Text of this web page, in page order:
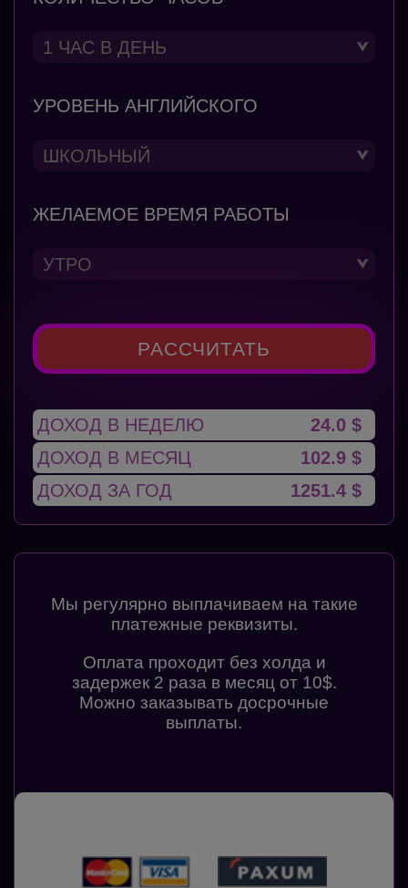
УРОВЕНЬ АНГЛИЙСКОГО
ЖЕЛАЕМОЕ ВРЕМЯ РАБОТЫ
РАССЧИТАТЬ
ДОХОД В НЕДЕЛЮ
24.0 $
ДОХОД В МЕСЯЦ
102.9 $
ДОХОД ЗА ГОД
1251.4 $
Мы регулярно выплачиваем на такие
платежные реквизиты.
Оплата проходит без холда и
задержек 2 раза в месяц от 10$.
Можно заказывать досрочные
выплаты.